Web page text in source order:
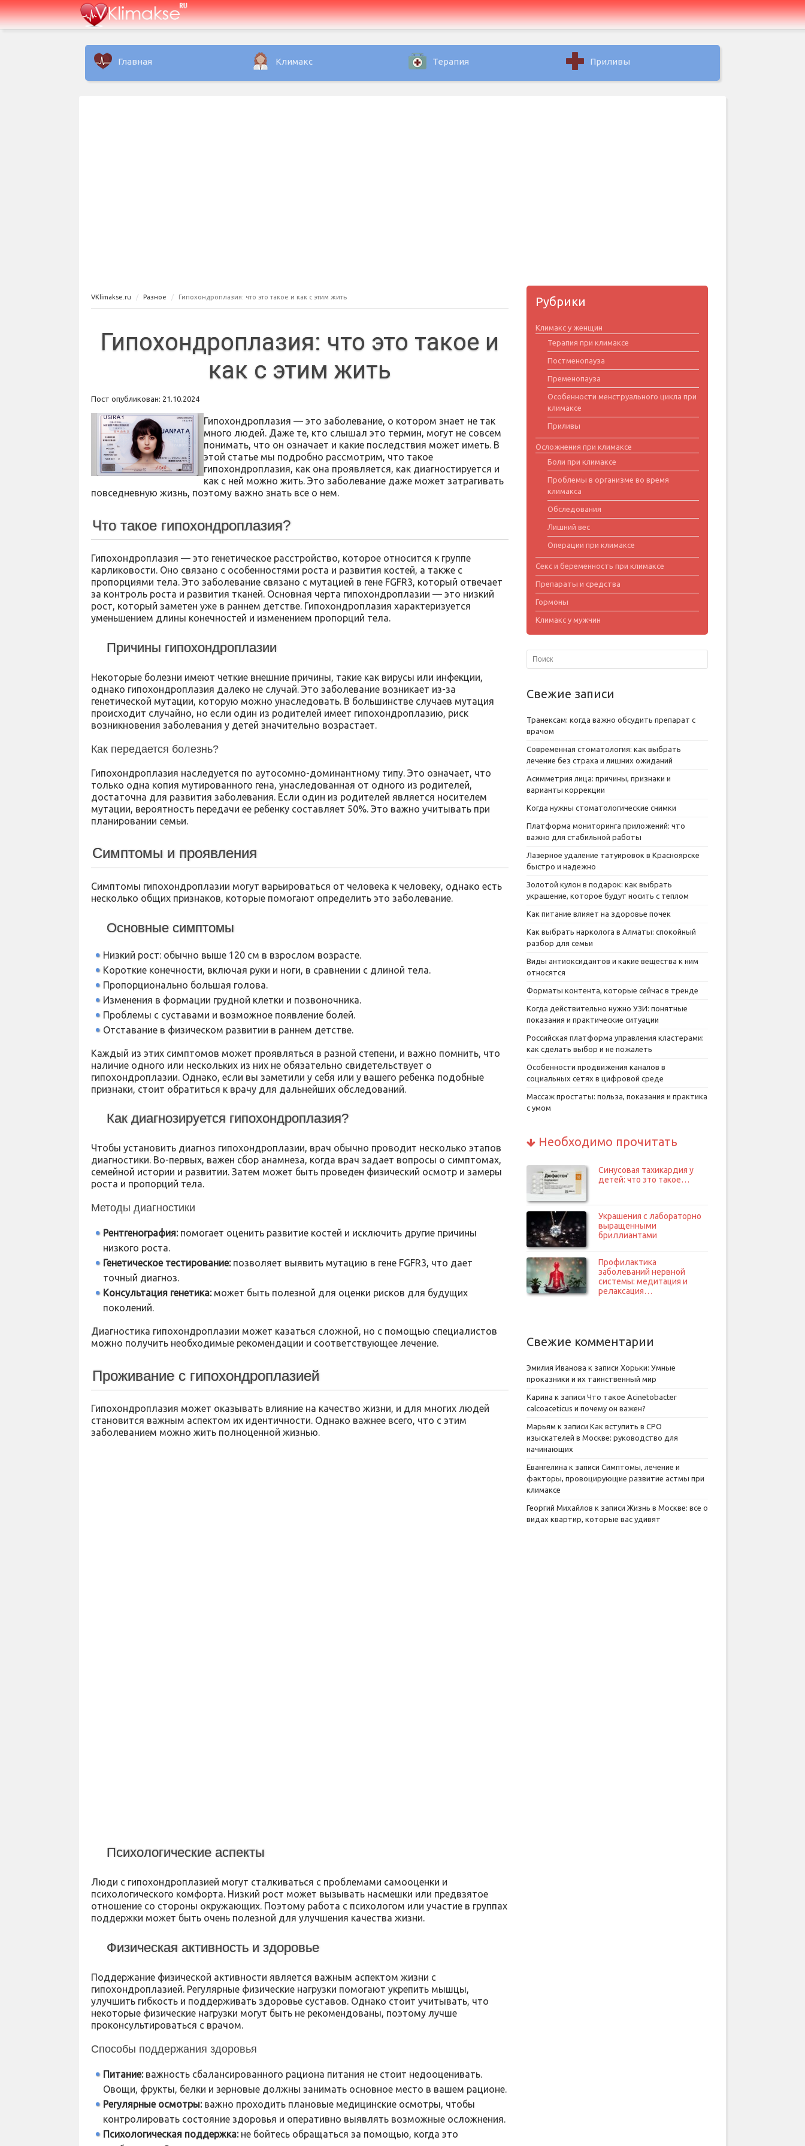
Главная Климакс Терапия Приливы
VKlimakse.ru Разное Гипохондроплазия: что это такое и как с этим жить
Гипохондроплазия: что это такое и
как с этим жить
Пост опубликован: 21.10.2024
Гипохондроплазия — это заболевание, о котором знает не так
много людей. Даже те, кто слышал это термин, могут не совсем
понимать, что он означает и какие последствия может иметь. В
этой статье мы подробно рассмотрим, что такое
гипохондроплазия, как она проявляется, как диагностируется и
как с ней можно жить. Это заболевание даже может затрагивать
повседневную жизнь, поэтому важно знать все о нем.
Что такое гипохондроплазия?
Гипохондроплазия — это генетическое расстройство, которое относится к группе
карликовости. Оно связано с особенностями роста и развития костей, а также с
пропорциями тела. Это заболевание связано с мутацией в гене FGFR3, который отвечает
за контроль роста и развития тканей. Основная черта гипохондроплазии — это низкий
рост, который заметен уже в раннем детстве. Гипохондроплазия характеризуется
уменьшением длины конечностей и изменением пропорций тела.
Причины гипохондроплазии
Некоторые болезни имеют четкие внешние причины, такие как вирусы или инфекции,
однако гипохондроплазия далеко не случай. Это заболевание возникает из-за
генетической мутации, которую можно унаследовать. В большинстве случаев мутация
происходит случайно, но если один из родителей имеет гипохондроплазию, риск
возникновения заболевания у детей значительно возрастает.
Как передается болезнь?
Гипохондроплазия наследуется по аутосомно-доминантному типу. Это означает, что
только одна копия мутированного гена, унаследованная от одного из родителей,
достаточна для развития заболевания. Если один из родителей является носителем
мутации, вероятность передачи ее ребенку составляет 50%. Это важно учитывать при
планировании семьи.
Симптомы и проявления
Симптомы гипохондроплазии могут варьироваться от человека к человеку, однако есть
несколько общих признаков, которые помогают определить это заболевание.
Основные симптомы
Низкий рост: обычно выше 120 см в взрослом возрасте.
Короткие конечности, включая руки и ноги, в сравнении с длиной тела.
Пропорционально большая голова.
Изменения в формации грудной клетки и позвоночника.
Проблемы с суставами и возможное появление болей.
Отставание в физическом развитии в раннем детстве.
Каждый из этих симптомов может проявляться в разной степени, и важно помнить, что
наличие одного или нескольких из них не обязательно свидетельствует о
гипохондроплазии. Однако, если вы заметили у себя или у вашего ребенка подобные
признаки, стоит обратиться к врачу для дальнейших обследований.
Как диагнозируется гипохондроплазия?
Чтобы установить диагноз гипохондроплазии, врач обычно проводит несколько этапов
диагностики. Во-первых, важен сбор анамнеза, когда врач задает вопросы о симптомах,
семейной истории и развитии. Затем может быть проведен физический осмотр и замеры
роста и пропорций тела.
Методы диагностики
Рентгенография:помогает оценить развитие костей и исключить другие причины
низкого роста.
Генетическое тестирование:позволяет выявить мутацию в гене FGFR3, что дает
точный диагноз.
Консультация генетика:может быть полезной для оценки рисков для будущих
поколений.
Диагностика гипохондроплазии может казаться сложной, но с помощью специалистов
можно получить необходимые рекомендации и соответствующее лечение.
Проживание с гипохондроплазией
Гипохондроплазия может оказывать влияние на качество жизни, и для многих людей
становится важным аспектом их идентичности. Однако важнее всего, что с этим
заболеванием можно жить полноценной жизнью.
Психологические аспекты
Люди с гипохондроплазией могут сталкиваться с проблемами самооценки и
психологического комфорта. Низкий рост может вызывать насмешки или предвзятое
отношение со стороны окружающих. Поэтому работа с психологом или участие в группах
поддержки может быть очень полезной для улучшения качества жизни.
Физическая активность и здоровье
Поддержание физической активности является важным аспектом жизни с
гипохондроплазией. Регулярные физические нагрузки помогают укрепить мышцы,
улучшить гибкость и поддерживать здоровье суставов. Однако стоит учитывать, что
некоторые физические нагрузки могут быть не рекомендованы, поэтому лучше
проконсультироваться с врачом.
Способы поддержания здоровья
Питание:важность сбалансированного рациона питания не стоит недооценивать.
Овощи, фрукты, белки и зерновые должны занимать основное место в вашем рационе.
Регулярные осмотры:важно проходить плановые медицинские осмотры, чтобы
контролировать состояние здоровья и оперативно выявлять возможные осложнения.
Психологическая поддержка:не бойтесь обращаться за помощью, когда это
Рубрики
Климакс у женщин
Терапия при климаксе
Постменопауза
Пременопауза
Особенности менструального цикла при
климаксе
Приливы
Осложнения при климаксе
Боли при климаксе
Проблемы в организме во время
климакса
Обследования
Лишний вес
Операции при климаксе
Секс и беременность при климаксе
Препараты и средства
Гормоны
Климакс у мужчин
Свежие записи
Транексам: когда важно обсудить препарат с
врачом
Современная стоматология: как выбрать
лечение без страха и лишних ожиданий
Асимметрия лица: причины, признаки и
варианты коррекции
Когда нужны стоматологические снимки
Платформа мониторинга приложений: что
важно для стабильной работы
Лазерное удаление татуировок в Красноярске
быстро и надежно
Золотой кулон в подарок: как выбрать
украшение, которое будут носить с теплом
Как питание влияет на здоровье почек
Как выбрать нарколога в Алматы: спокойный
разбор для семьи
Виды антиоксидантов и какие вещества к ним
относятся
Форматы контента, которые сейчас в тренде
Когда действительно нужно УЗИ: понятные
показания и практические ситуации
Российская платформа управления кластерами:
как сделать выбор и не пожалеть
Особенности продвижения каналов в
социальных сетях в цифровой среде
Массаж простаты: польза, показания и практика
с умом
Необходимо прочитать
Синусовая тахикардия у
детей: что это такое…
Украшения с лабораторно
выращенными
бриллиантами
Профилактика
заболеваний нервной
системы: медитация и
релаксация…
Свежие комментарии
Эмилия Иванова к записи Хорьки: Умные
проказники и их таинственный мир
Карина к записи Что такое Acinetobacter
calcoaceticus и почему он важен?
Марьям к записи Как вступить в СРО
изыскателей в Москве: руководство для
начинающих
Евангелина к записи Симптомы, лечение и
факторы, провоцирующие развитие астмы при
климаксе
Георгий Михайлов к записи Жизнь в Москве: все о
видах квартир, которые вас удивят